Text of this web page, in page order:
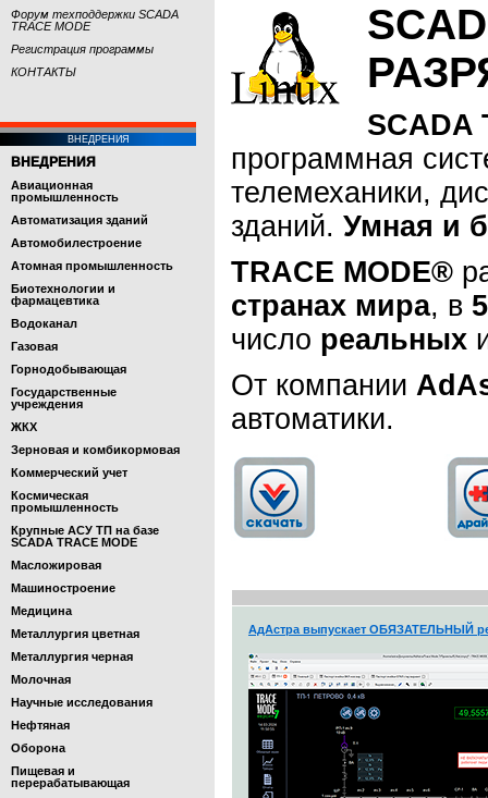
Форум техподдержки SCADA
TRACE MODE
Регистрация программы
КОНТАКТЫ
ВНЕДРЕНИЯ
ВНЕДРЕНИЯ
Авиационная
промышленность
Автоматизация зданий
Автомобилестроение
Атомная промышленность
Биотехнологии и
фармацевтика
Водоканал
Газовая
Горнодобывающая
Государственные
учреждения
ЖКХ
Зерновая и комбикормовая
Коммерческий учет
Космическая
промышленность
Крупные АСУ ТП на базе
SCADA TRACE MODE
Масложировая
Машиностроение
Медицина
Металлургия цветная
Металлургия черная
Молочная
Научные исследования
Нефтяная
Оборона
Пищевая и
перерабатывающая
SCADA
программная
телемеханики,
зданий. Умная и
TRACE MODE®
странах мира, в
число реальных
От компании
автоматики.
АдАстра выпускает ОБЯЗАТЕЛЬНЫЙ